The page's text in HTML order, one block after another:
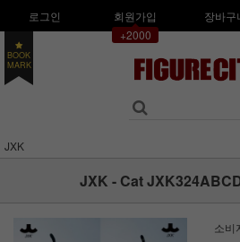
로그인
회원가입
+2000
장바구
BOOK
MARK
JXK
JXK - Cat
소비